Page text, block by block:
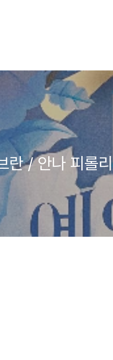
란 / 안나 피롤리